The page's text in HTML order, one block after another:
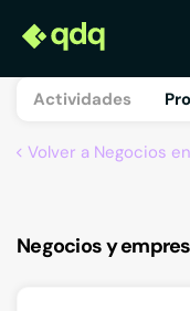
Actividades
Volver a Negocios
Negocios y